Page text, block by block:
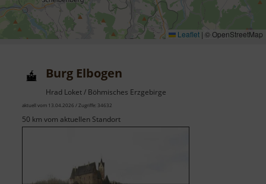
Leaflet | © OpenStreetMap
Burg Elbogen
Hrad Loket / Böhmisches Erzgebirge
aktuell vom 13.04.2026 / Zugriffe: 34632
50 km vom aktuellen Standort